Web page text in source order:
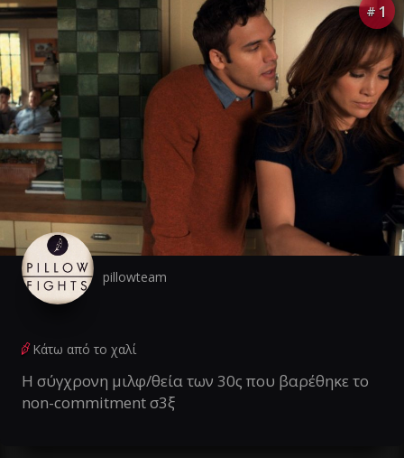
# 1
pillowteam
Κάτω από το χαλί
Η σύγχρονη μιλφ/θεία των 30ς που βαρέθηκε το
non-commitment σ3ξ